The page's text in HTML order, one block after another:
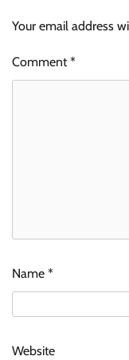
Your email address
Comment*
Name *
Website